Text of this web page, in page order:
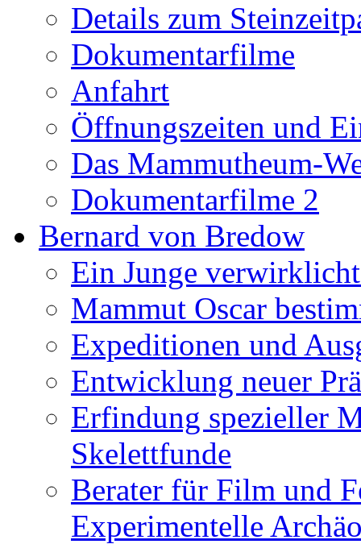
Details zum
Dokumentarfilme
Anfahrt
Öffnungszeiten und
Das Mammutheum-
Dokumentarfilme 2
Bernard von Bredow
Ein Junge
Mammut Oscar
Expeditionen und
Entwicklung neuer
Erfindung spezieller
Skelettfunde
Berater für Film und
Experimentelle